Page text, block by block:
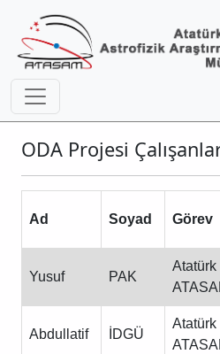
ODA Projesi
Ad Soyad Görev
Yusuf PAK
Atatürk
Abdullatif İDGÜ
Atatürk